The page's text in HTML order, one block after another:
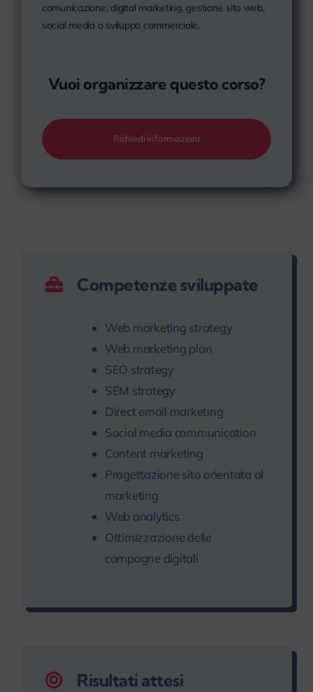
comunicazione, digital marketing, gestione sito web,
social media o sviluppo commerciale.
Vuoi organizzare questo corso?
Richiedi informazioni
Competenze sviluppate
Web marketing strategy
Web marketing plan
SEO strategy
SEM strategy
Direct email marketing
Social media communication
Content marketing
Progettazione sito orientata al
marketing
Web analytics
Ottimizzazione delle
campagne digitali
Risultati attesi